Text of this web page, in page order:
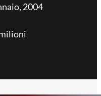
2004